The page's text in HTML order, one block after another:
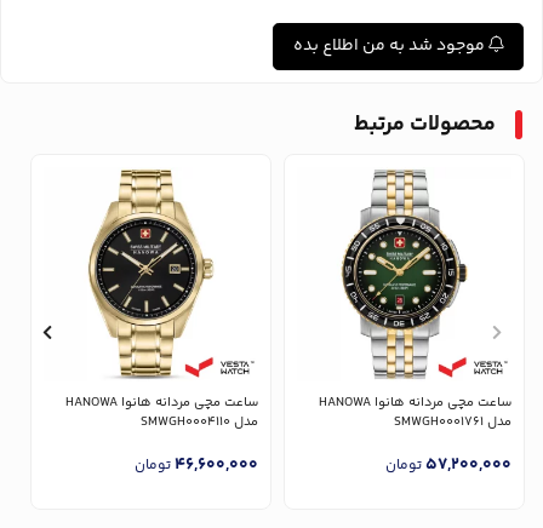
موجود شد به من اطلاع بده
محصولات مرتبط
ساعت مچی مردانه هانوا HANOWA
مدل SMWGH0001761
57,200,000تومان
ساعت مچی مردانه هانوا HANOWA
مدل SMWGH0004110
46,600,000تومان